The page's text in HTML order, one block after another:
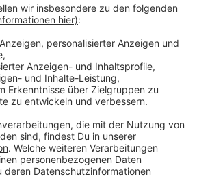
Newsletter. Ob Nachrichten,
neuesten Aktionen - wir
informieren dich.
Newsletter anmelden
uns etwas sagen?